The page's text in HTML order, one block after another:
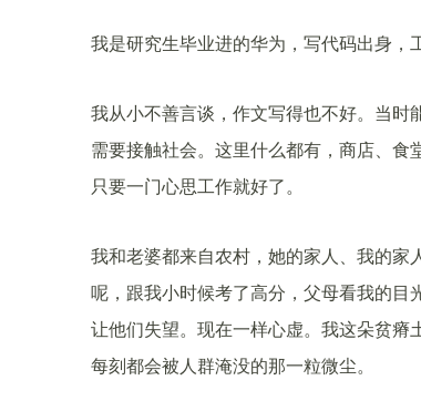
我是研究生毕业进的华为，写代码出身，
我从小不善言谈，作文写得也不好。当
需要接触社会。这里什么都有，商店、
只要一门心思工作就好了。
我和老婆都来自农村，她的家人、我的
呢，跟我小时候考了高分，父母看我的
让他们失望。现在一样心虚。我这朵贫
每刻都会被人群淹没的那一粒微尘。